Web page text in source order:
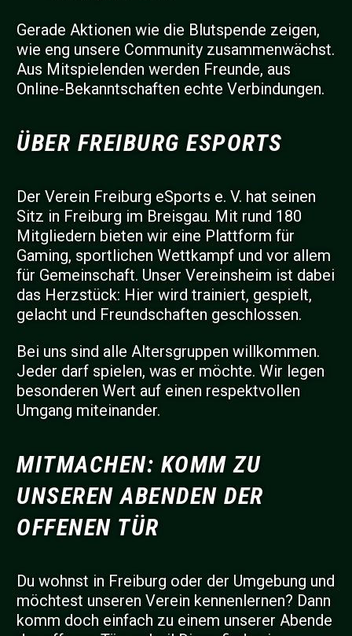
Gerade Aktionen wie die Blutspende zeigen,
wie eng unsere Community zusammenwächst.
Aus Mitspielenden werden Freunde, aus
Online-Bekanntschaften echte Verbindungen.
ÜBER FREIBURG ESPORTS
Der Verein Freiburg eSports e. V. hat seinen
Sitz in Freiburg im Breisgau. Mit rund 180
Mitgliedern bieten wir eine Plattform für
Gaming, sportlichen Wettkampf und vor allem
für Gemeinschaft. Unser Vereinsheim ist dabei
das Herzstück: Hier wird trainiert, gespielt,
gelacht und Freundschaften geschlossen.
Bei uns sind alle Altersgruppen willkommen.
Jeder darf spielen, was er möchte. Wir legen
besonderen Wert auf einen respektvollen
Umgang miteinander.
MITMACHEN: KOMM ZU
UNSEREN ABENDEN DER
OFFENEN TÜR
Du wohnst in Freiburg oder der Umgebung und
möchtest unseren Verein kennenlernen? Dann
komm doch einfach zu einem unserer Abende